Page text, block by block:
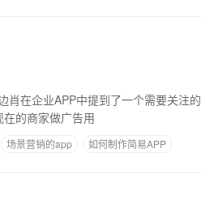
肖在企业APP中提到了一个需要关注的
，那么企业开发发布APP时应该如何推广呢？ 一、软文推广 现在的商家做广告用
场景营销的app
如何制作简易APP